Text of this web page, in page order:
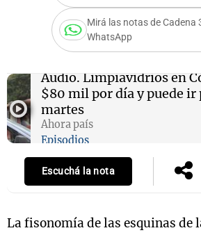
Mirá las notas de Cadena
WhatsApp
Audio. Limpiavidrios en
$80 mil por día y puede ir
martes
Ahora país
Episodios
Escuchá la nota
La fisonomía de las esquinas de